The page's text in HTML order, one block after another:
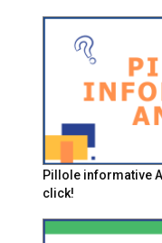
Pillole informative
click!